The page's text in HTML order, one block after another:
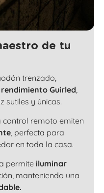
de tu
trenzado,
rendimiento Guirled
sutiles y únicas.
control remoto emiten
, perfecta para
en toda la casa.
permite iluminar
manteniendo una